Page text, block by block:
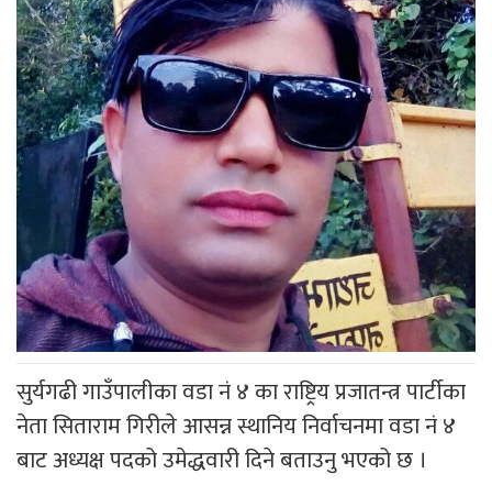
सुर्यगढी गाउँपालीका वडा नं ४ का राष्ट्रिय प्रजातन्त्र पार्टीका
नेता सिताराम गिरीले आसन्न स्थानिय निर्वाचनमा वडा नं ४
बाट अध्यक्ष पदको उमेद्धवारी दिने बताउनु भएको छ ।